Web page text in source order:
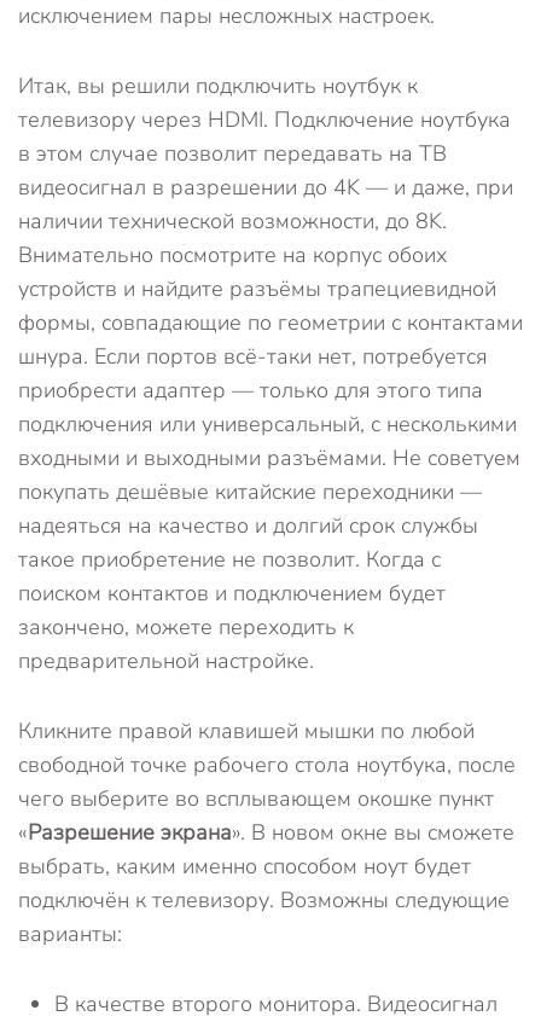
исключением пары несложных настроек.
Итак, вы решили подключить ноутбук к
телевизору через HDMI. Подключение ноутбука
в этом случае позволит передавать на ТВ
видеосигнал в разрешении до 4K — и даже, при
наличии технической возможности, до 8K.
Внимательно посмотрите на корпус обоих
устройств и найдите разъёмы трапециевидной
формы, совпадающие по геометрии с контактами
шнура. Если портов всё-таки нет, потребуется
приобрести адаптер — только для этого типа
подключения или универсальный, с несколькими
входными и выходными разъёмами. Не советуем
покупать дешёвые китайские переходники —
надеяться на качество и долгий срок службы
такое приобретение не позволит. Когда с
поиском контактов и подключением будет
закончено, можете переходить к
предварительной настройке.
Кликните правой клавишей мышки по любой
свободной точке рабочего стола ноутбука, после
чего выберите во всплывающем окошке пункт
«Разрешение экрана». В новом окне вы сможете
выбрать, каким именно способом ноут будет
подключён к телевизору. Возможны следующие
варианты:
В качестве второго монитора. Видеосигнал